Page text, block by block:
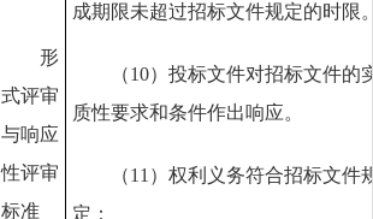
形
式评审
与响应
性评审
标准
成期限未超过招标文件规定的时限
（10）投标文件对招标文件的
质性要求和条件作出响应。
（11 ）权利义务符合招标文件
定：